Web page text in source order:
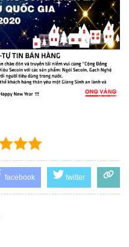
facebook twitter